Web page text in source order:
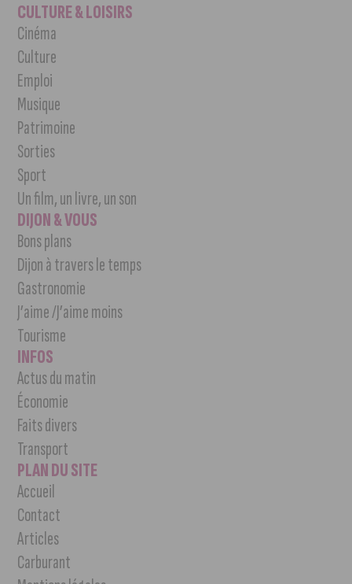
CULTURE & LOISIRS
Cinéma
Culture
Emploi
Musique
Patrimoine
Sorties
Sport
Un film, un livre, un son
DIJON & VOUS
Bons plans
Dijon à travers le temps
Gastronomie
J’aime /J’aime moins
Tourisme
INFOS
Actus du matin
Économie
Faits divers
Transport
PLAN DU SITE
Accueil
Contact
Articles
Carburant